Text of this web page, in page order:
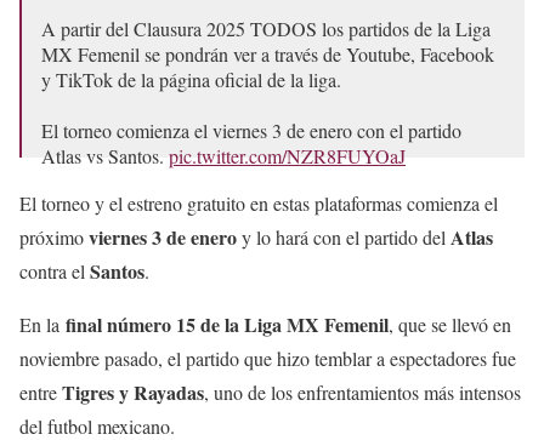
A partir del Clausura 2025 TODOS los partidos de la Liga
MX Femenil se pondrán ver a través de Youtube, Facebook
y TikTok de la página oficial de la liga.
El torneo comienza el viernes 3 de enero con el partido
Atlas vs Santos. pic.twitter.com/NZR8FUYOaJ
— NOW Sports (@Now_deportes)December 22, 2024
El torneo y el estreno gratuito en estas plataformas comienza el
próximoviernes 3 de eneroy lo hará con el partido del Atlas
contra el Santos.
En la final número 15 de la Liga MX Femenil, que se llevó en
noviembre pasado, el partido que hizo temblar a espectadores fue
entreTigres y Rayadas, uno de los enfrentamientos más intensos
del futbol mexicano.